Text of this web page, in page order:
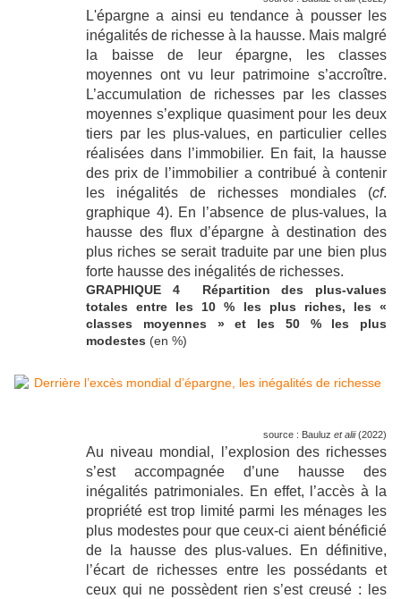
L'épargne a ainsi eu tendance à pousser les
inégalités de richesse à la hausse. Mais malgré
la baisse de leur épargne, les classes
moyennes ont vu leur patrimoine s’accroître.
L’accumulation de richesses par les classes
moyennes s’explique quasiment pour les deux
tiers par les plus-values, en particulier celles
réalisées dans l’immobilier. En fait, la hausse
des prix de l’immobilier a contribué à contenir
les inégalités de richesses mondiales (cf.
graphique 4). En l’absence de plus-values, la
hausse des flux d’épargne à destination des
plus riches se serait traduite par une bien plus
forte hausse des inégalités de richesses.
GRAPHIQUE 4 Répartition des plus-values
totales entre les 10 % les plus riches, les «
classes moyennes » et les 50 % les plus
modestes (en %)
source : Bauluz et alii(2022)
Au niveau mondial, l’explosion des richesses
s’est accompagnée d’une hausse des
inégalités patrimoniales. En effet, l’accès à la
propriété est trop limité parmi les ménages les
plus modestes pour que ceux-ci aient bénéficié
de la hausse des plus-values. En définitive,
l’écart de richesses entre les possédants et
ceux qui ne possèdent rien s’est creusé : les